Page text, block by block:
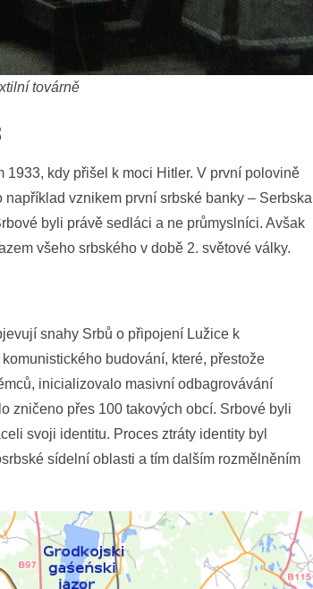
továrně
kdy přišel k moci Hitler. V první polovině
vznikem první srbské banky – Serbska
byli právě sedláci a ne průmyslníci. Avšak
všeho srbského v době 2. světové války.
snahy Srbů o připojení Lužice k
budování, které, přestože
inicializovalo masivní odbagrovávání
zničeno přes 100 takových obcí. Srbové byli
svoji identitu. Proces ztráty identity byl
sídelní oblasti a tím dalším rozmělněním